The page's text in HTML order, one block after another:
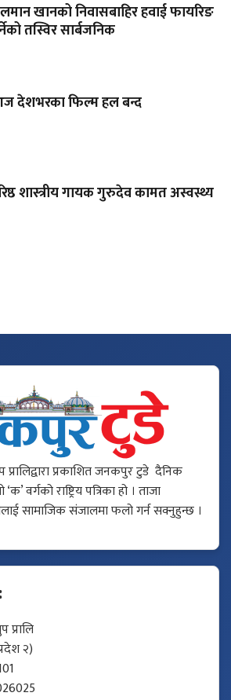
खानको निवासबाहिर हवाई फायरिङ
तस्विर सार्बजनिक
देशभरका फिल्म हल बन्द
शास्त्रीय गायक गुरुदेव कामत अस्वस्थ्य
प्रकाशित जनकपुर टुडे दैनिक
वर्गको राष्ट्रिय पत्रिका हो । ताजा
सामाजिक संजालमा फलो गर्न सक्नुहुन्छ ।
प्रालि
२)